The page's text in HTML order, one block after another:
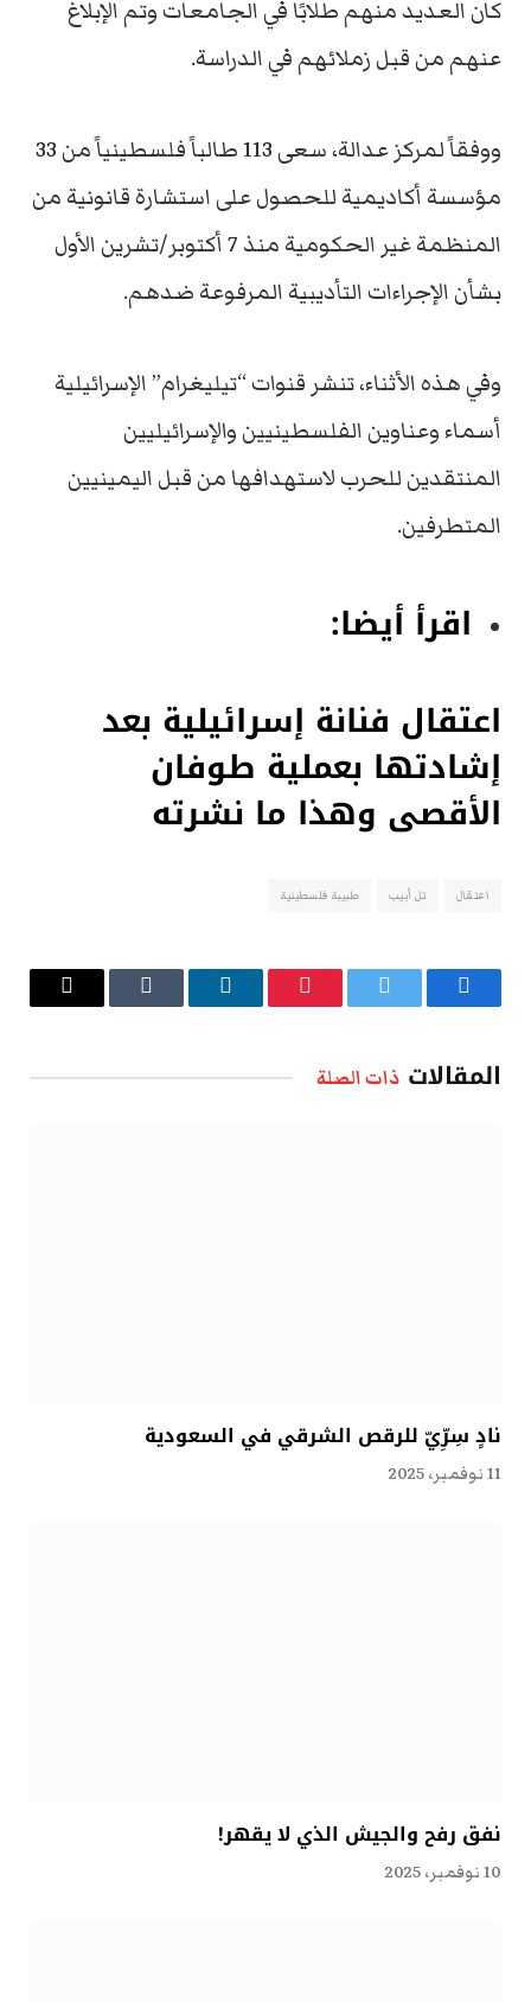
كان العديد منهم طلابًا في الجامعات وتم الإبلاغ
عنهم من قبل زملائهم في الدراسة.
ووفقاً لمركز عدالة، سعى 113 طالباً فلسطينياً من 33
مؤسسة أكاديمية للحصول على استشارة قانونية من
المنظمة غير الحكومية منذ 7 أكتوبر/تشرين الأول
بشأن الإجراءات التأديبية المرفوعة ضدهم.
وفي هذه الأثناء، تنشر قنوات “تيليغرام” الإسرائيلية
أسماء وعناوين الفلسطينيين والإسرائيليين
المنتقدين للحرب لاستهدافها من قبل اليمينيين
المتطرفين.
اقرأ أيضا:
اعتقال فنانة إسرائيلية بعد
إشادتها بعملية طوفان
الأقصى وهذا ما نشرته
اعتقال تل أبيب طبيبة فلسطينية
فيسبوك تويتر بينتيريستلينكدإن Tumblr
البريد
المقالات ذات الصلة
نادٍ سِرِّيّ للرقص الشرقي في السعودية
11 نوفمبر، 2025
نفق رفح والجيش الذي لا يقهر!
10 نوفمبر، 2025